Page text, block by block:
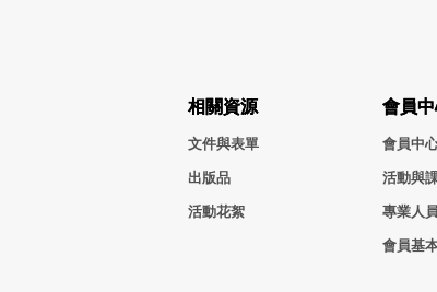
相關資源
文件與表單
出版品
活動花絮
會員
會員中
活動與
專業人
會員基